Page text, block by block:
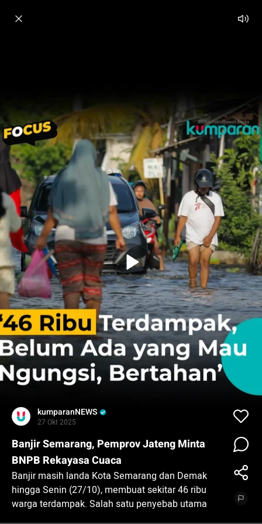
kumparanNEWS
27 Okt 2025
Banjir Semarang, Pemprov Jateng Minta
BNPB Rekayasa Cuaca
Banjir masih landa Kota Semarang dan Demak
hingga Senin (27/10), membuat sekitar 46 ribu
warga terdampak. Salah satu penyebab utama